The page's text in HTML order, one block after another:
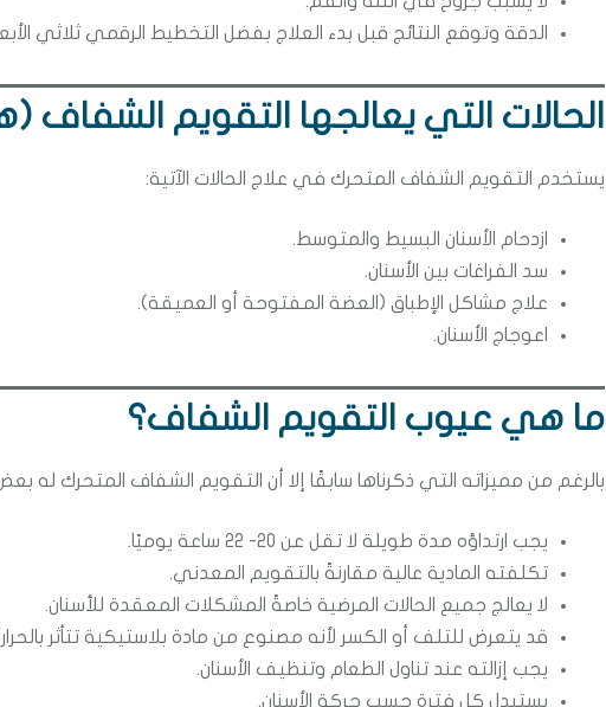
الدقة وتوقع النتائج قبل بدء العلاج بفضل التخطيط الرقمي ثلاثي
الحالات التي يعالجها التقويم
يستخدم التقويم الشفاف المتحرك في علاج الحالات الآتية:
ازدحام الأسنان البسيط والمتوسط.
سد الفراغات بين الأسنان.
علاج مشاكل الإطباق (العضة المفتوحة أو العميقة).
اعوجاج الأسنان.
ما هي عيوب التقويم الشفاف؟
بالرغم من مميزاته التي ذكرناها سابقًا إلا أن التقويم الشفاف المتحرك له
يجب ارتداؤه مدة طويلة لا تقل عن 20- 22 ساعة يوميًا.
تكلفته المادية عالية مقارنةً بالتقويم المعدني.
لا يعالج جميع الحالات المرضية خاصةً المشكلات المعقدة للأسنان.
قد يتعرض للتلف أو الكسر لأنه مصنوع من مادة بلاستيكية تتأثر
يجب إزالته عند تناول الطعام وتنظيف الأسنان.
يستبدل كل فترة حسب حركة الأسنان.